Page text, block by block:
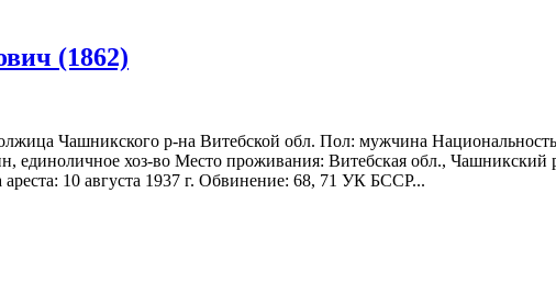
(1862)
Чашникского р-на Витебской обл. Пол: мужчина
единоличное хоз-во Место проживания: Витебская обл.,
10 августа 1937 г. Обвинение: 68, 71 УК БССР...